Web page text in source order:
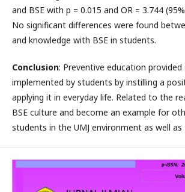
and BSE with p = 0.015 and OR = 3.744
No significant differences were found
and knowledge with BSE in students.
Conclusion: Preventive education provided
implemented by students by instilling a
applying it in everyday life. Related to the
BSE culture and become an example for
students in the UMJ environment as well